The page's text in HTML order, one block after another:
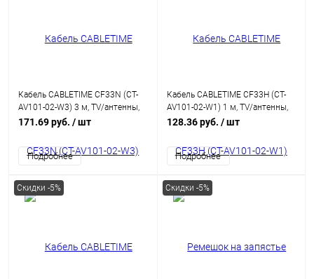
Кабель CABLETIME CF33N (CT-
AV101-02-W3) 3 м, TV/антенны,
75 Ом, белый
171.69 руб. / шт
Подробнее
Кабель CABLETIME CF33H (CT-
AV101-02-W1) 1 м, TV/антенны,
75 Ом, белый
128.36 руб. / шт
Подробнее
Скидки -5% Скидки -5%